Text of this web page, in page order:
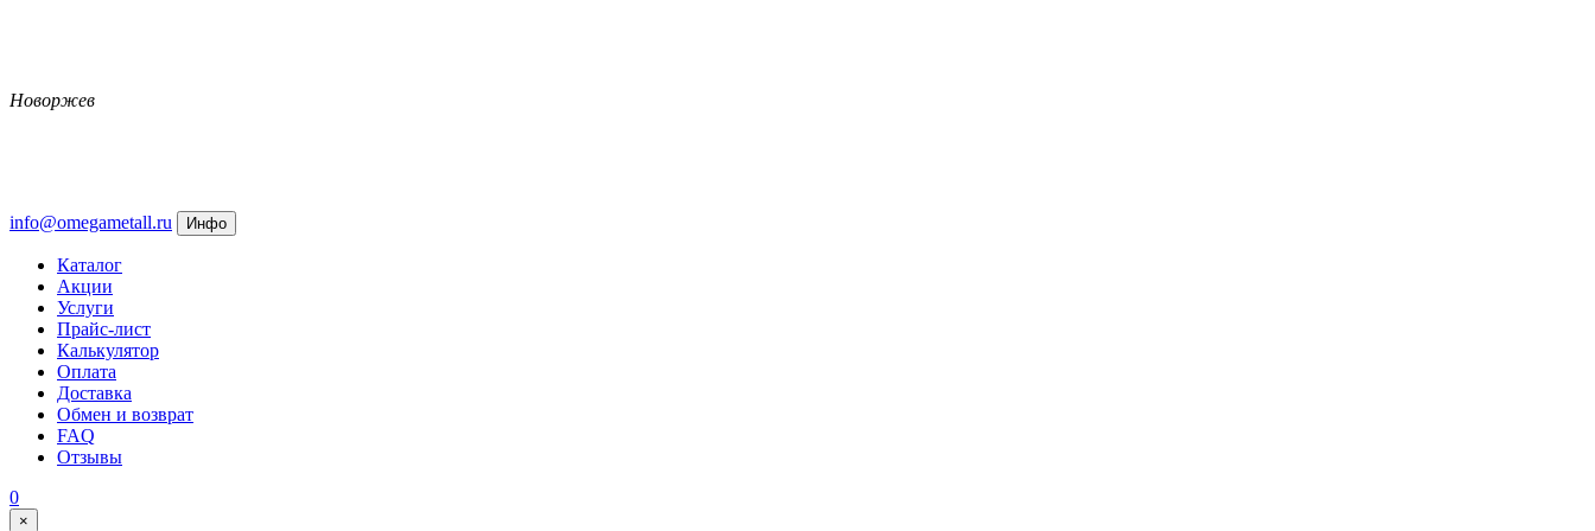
Новоржев
info@omegametall.ru Инфо
Каталог
Акции
Услуги
Прайс-лист
Калькулятор
Оплата
Доставка
Обмен и возврат
FAQ
Отзывы
0
×